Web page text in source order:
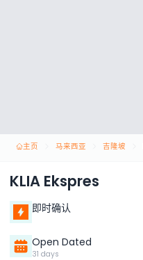
主页 马来西亚 吉隆坡
KLIA Ekspres
即时确认
Open Dated
31 days